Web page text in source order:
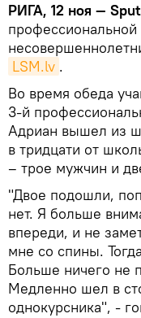
РИГА, 12 ноя —
LSM.lv .
Во время обеда
3-й
Адриан вышел из
в тридцати от
– трое мужчин и
"Двое подошли,
нет. Я больше
впереди, и не
мне со спины.
Больше ничего не
Медленно шел в
однокурсника", -